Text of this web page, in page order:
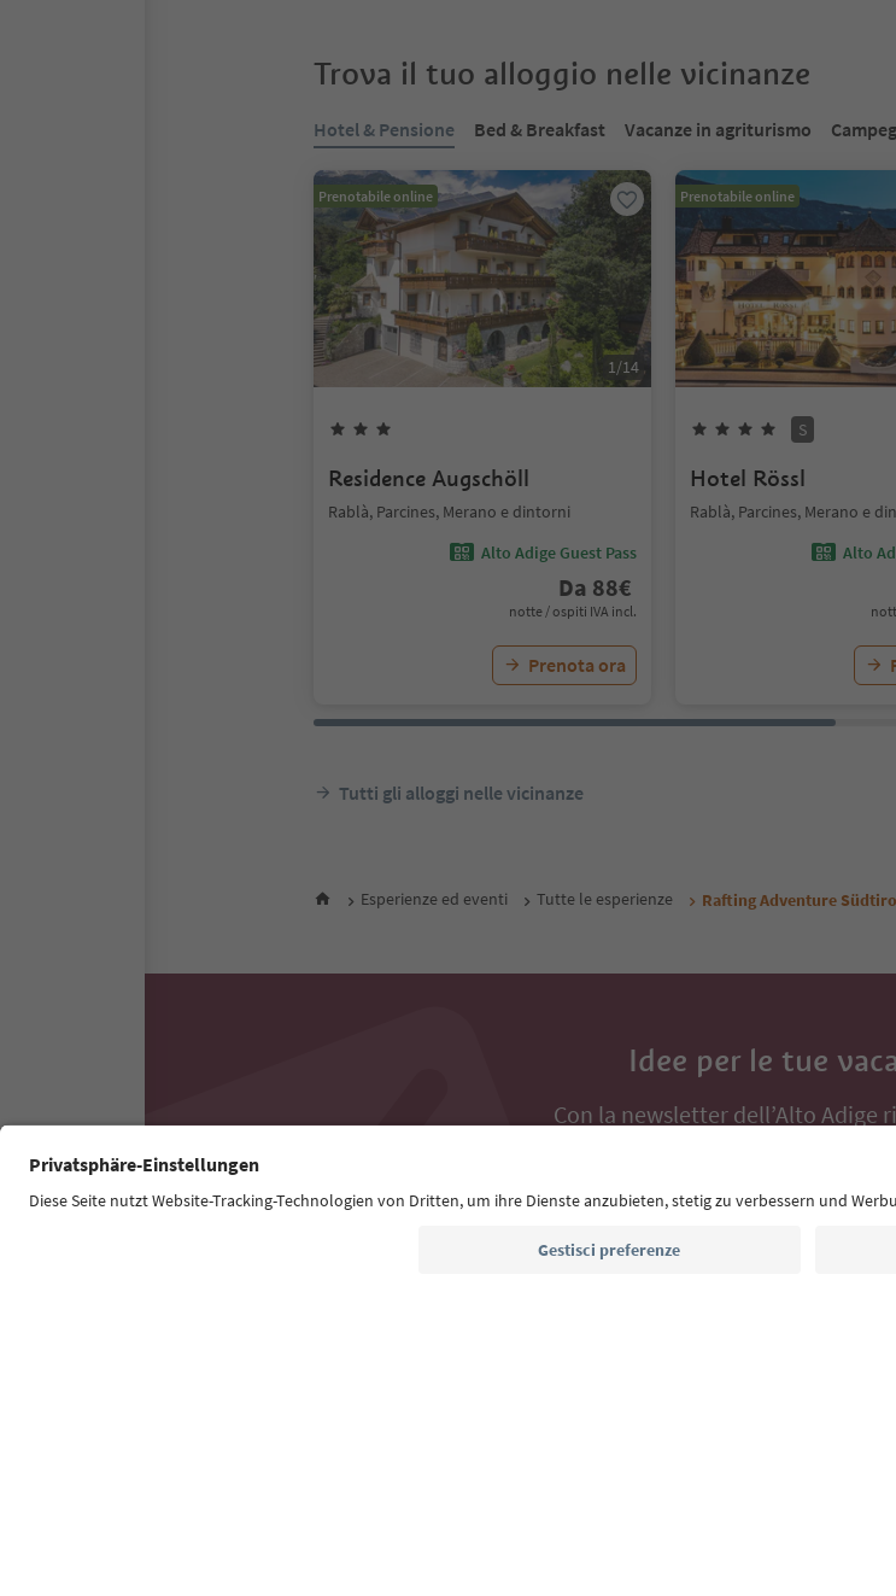
Trova il tuo alloggio nelle vicinanze
Hotel & Pensione Bed & Breakfast Vacanze in agriturismo
Prenotabile online
1/14
Residence Augschöll
Rablà, Parcines, Merano e dintorni
Alto Adige Guest Pass
Da 88€
notte / ospiti IVA incl.
Prenota ora
Prenotabile online
S
Hotel Rössl
Rablà, Parcines, Merano e
Alto
Tutti gli alloggi nelle vicinanze
Esperienze ed eventi Tutte le esperienze Rafting Adventure
Idee per le tue
Con la newsletter dell’Alto Adige